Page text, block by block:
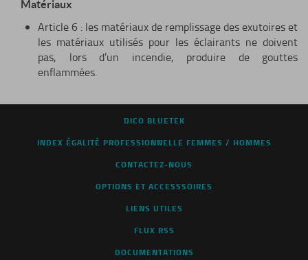
Matériaux
Article 6 : les matériaux de remplissage des exutoires et
les matériaux utilisés pour les éclairants ne doivent
pas, lors d’un incendie, produire de gouttes
enflammées.
DICO BLUETEK
INDEX ÉGALITÉ PROFESSIONNELLE FEMMES / HOMMES
CONTACTEZ-NOUS
OPTIONS ET ACCESSSOIRES
LIENS UTILES
FLUX RSS
DOCUMENTATIONS